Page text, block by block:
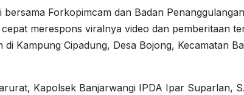
Forkopimcam dan Badan
merespons viralnya video dan pemberitaan
Kampung Cipadung, Desa Bojong, Kecamatan
Kapolsek Banjarwangi IPDA Ipar Suparlan,